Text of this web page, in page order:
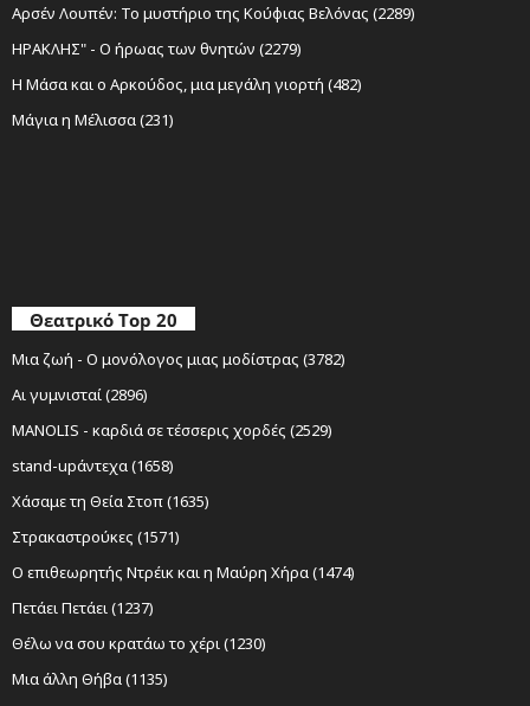
Αρσέν Λουπέν: Το μυστήριο της Κούφιας Βελόνας (2289)
ΗΡΑΚΛΗΣ" - Ο ήρωας των θνητών (2279)
Η Μάσα και ο Αρκούδος, μια μεγάλη γιορτή (482)
Μάγια η Μέλισσα (231)
Θεατρικό Top 20
Μια ζωή - Ο μονόλογος μιας μοδίστρας (3782)
Αι γυμνισταί (2896)
MANOLIS - καρδιά σε τέσσερις χορδές (2529)
stand-upάντεχα (1658)
Χάσαμε τη Θεία Στοπ (1635)
Στρακαστρούκες (1571)
Ο επιθεωρητής Ντρέικ και η Μαύρη Χήρα (1474)
Πετάει Πετάει (1237)
Θέλω να σου κρατάω το χέρι (1230)
Μια άλλη Θήβα (1135)